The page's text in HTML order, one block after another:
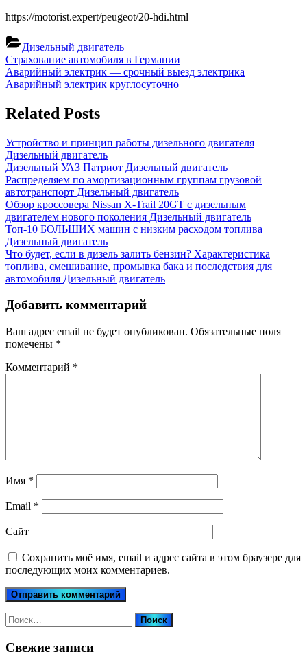
https://motorist.expert/peugeot/20-hdi.html
Дизельный двигатель
Навигация
по
Previous
Post:
Страхование автомобиля в Германии
Next
Post:
Аварийный электрик — срочный выезд электрика
Аварийный электрик круглосуточно
Related Posts
Устройство и принцип работы дизельного двигателя
Дизельный двигатель
Дизельный УАЗ Патриот Дизельный двигатель
Распределяем по амортизационным группам грузовой
автотранспорт Дизельный двигатель
Обзор кроссовера Nissan X-Trail 20GT с дизельным
двигателем нового поколения Дизельный двигатель
Топ-10 БОЛЬШИХ машин с низким расходом топлива
Дизельный двигатель
Что будет, если в дизель залить бензин? Характеристика
топлива, смешивание, промывка бака и последствия для
автомобиля Дизельный двигатель
Добавить комментарий
Ваш адрес email не будет опубликован. Обязательные поля
помечены *
Комментарий *
Имя *
Email *
Сайт
Сохранить моё имя, email и адрес сайта в этом браузере для
последующих моих комментариев.
Найти:
Свежие записи